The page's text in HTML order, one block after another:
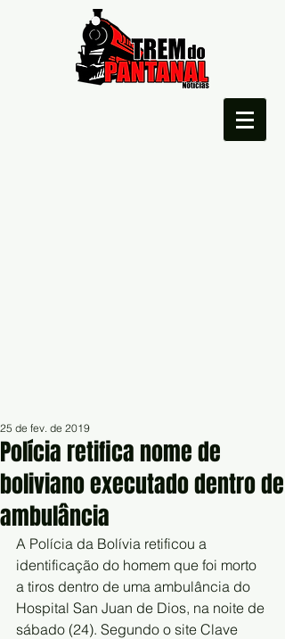
Polícia retifica nome de
boliviano executado dentro de
ambulância
25 de fev. de 2019
A Polícia da Bolívia retificou a
identificação do homem que foi morto
a tiros dentro de uma ambulância do
Hospital San Juan de Dios, na noite de
sábado (24). Segundo o site Clave